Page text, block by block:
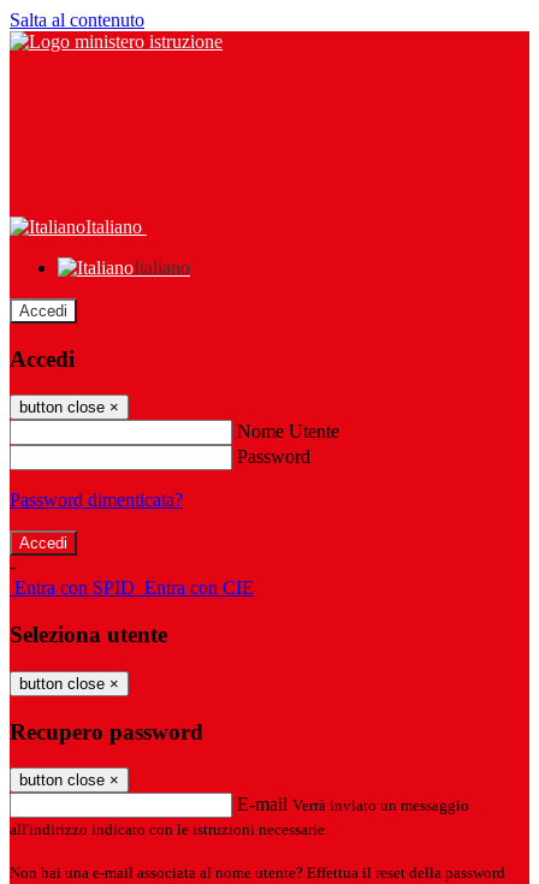
Salta al contenuto
Italiano
Italiano
Accedi
Accedi
button close ×
Nome Utente
Password
Password dimenticata?
-
Entra con SPID Entra con CIE
Seleziona utente
button close ×
Recupero password
button close ×
E-mail Verrà inviato un messaggio
all'indirizzo indicato con le istruzioni necessarie.
Non hai una e-mail associata al nome utente? Effettua il reset della password